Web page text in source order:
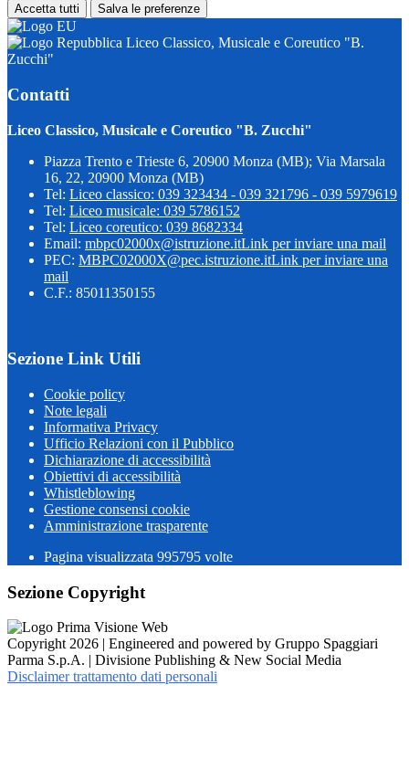
Accetta tutti Salva le preferenze
Liceo Classico, Musicale e Coreutico "B.
Zucchi"
Contatti
Liceo Classico, Musicale e Coreutico "B. Zucchi"
Piazza Trento e Trieste 6, 20900 Monza (MB); Via Marsala
16, 22, 20900 Monza (MB)
Tel: Liceo classico: 039 323434 - 039 321796 - 039 5979619
Tel: Liceo musicale: 039 5786152
Tel: Liceo coreutico: 039 8682334
Email: mbpc02000x@istruzione.itLink per inviare una mail
PEC: MBPC02000X@pec.istruzione.itLink per inviare una
mail
C.F.: 85011350155
Sezione Link Utili
Cookie policy
Note legali
Informativa Privacy
Ufficio Relazioni con il Pubblico
Dichiarazione di accessibilità
Obiettivi di accessibilità
Whistleblowing
Gestione consensi cookie
Amministrazione trasparente
Pagina visualizzata 995795 volte
Sezione Copyright
Copyright 2026 | Engineered and powered by Gruppo Spaggiari
Parma S.p.A. | Divisione Publishing & New Social Media
Disclaimer trattamento dati personali